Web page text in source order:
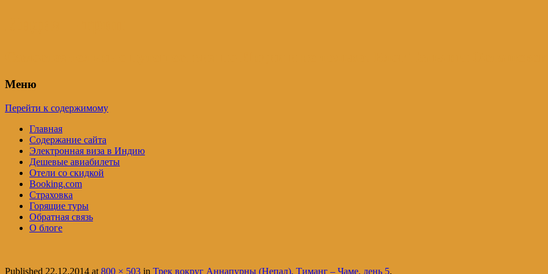
Меню
Перейти к содержимому
Главная
Содержание сайта
Электронная виза в Индию
Дешевые авиабилеты
Отели со скидкой
Booking.com
Страховка
Горящие туры
Обратная связь
О блоге
Published 22.12.2014 at800 × 503 in Трек вокруг Аннапурны (Непал), Тиманг – Чаме, день 5.